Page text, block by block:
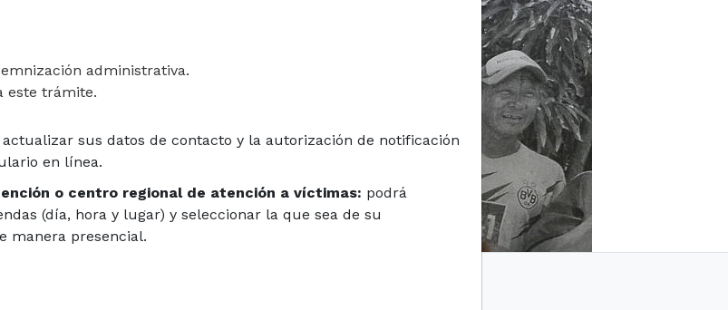
hechos victimizantes
administrativa.
este trámite.
sus datos de contacto y la autorización de notificación
en línea.
o centro regional de atención a víctimas: podrá
(día, hora y lugar) y seleccionar la que sea de su
manera presencial.